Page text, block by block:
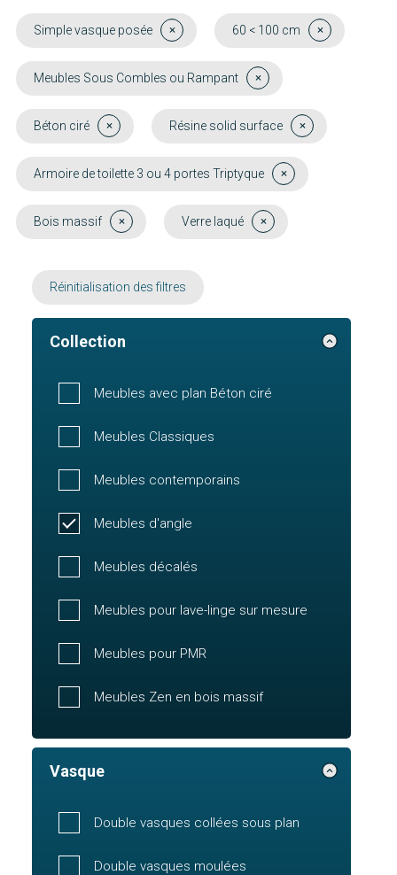
Simple vasque posée 60 < 100 cm
Meubles Sous Combles ou Rampant
Béton ciré Résine solid surface
Armoire de toilette 3 ou 4 portes Triptyque
Bois massif Verre laqué
Réinitialisation des filtres
Collection
Meubles avec plan Béton ciré
Meubles Classiques
Meubles contemporains
Meubles d'angle
Meubles décalés
Meubles pour lave-linge sur mesure
Meubles pour PMR
Meubles Zen en bois massif
Vasque
Double vasques collées sous plan
Double vasques moulées